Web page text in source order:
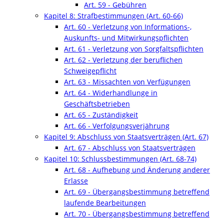
Art. 59 - Gebühren
Kapitel 8: Strafbestimmungen (Art. 60-66)
Art. 60 - Verletzung von Informations-,
Auskunfts- und Mitwirkungspflichten
Art. 61 - Verletzung von Sorgfaltspflichten
Art. 62 - Verletzung der beruflichen
Schweigepflicht
Art. 63 - Missachten von Verfügungen
Art. 64 - Widerhandlunge in
Geschäftsbetrieben
Art. 65 - Zuständigkeit
Art. 66 - Verfolgungsverjährung
Kapitel 9: Abschluss von Staatsverträgen (Art. 67)
Art. 67 - Abschluss von Staatsverträgen
Kapitel 10: Schlussbestimmungen (Art. 68-74)
Art. 68 - Aufhebung und Änderung anderer
Erlasse
Art. 69 - Übergangsbestimmung betreffend
laufende Bearbeitungen
Art. 70 - Übergangsbestimmung betreffend